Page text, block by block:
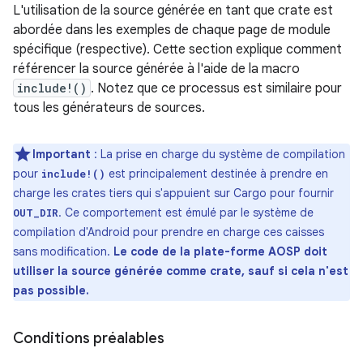
L'utilisation de la source générée en tant que crate est
abordée dans les exemples de chaque page de module
spécifique (respective). Cette section explique comment
référencer la source générée à l'aide de la macro
include!() . Notez que ce processus est similaire pour
tous les générateurs de sources.
Important : La prise en charge du système de compilation
pour include!() est principalement destinée à prendre en
charge les crates tiers qui s'appuient sur Cargo pour fournir
OUT_DIR. Ce comportement est émulé par le système de
compilation d'Android pour prendre en charge ces caisses
sans modification. Le code de la plate-forme AOSP doit
utiliser la source générée comme crate, sauf si cela n'est
pas possible.
Conditions préalables